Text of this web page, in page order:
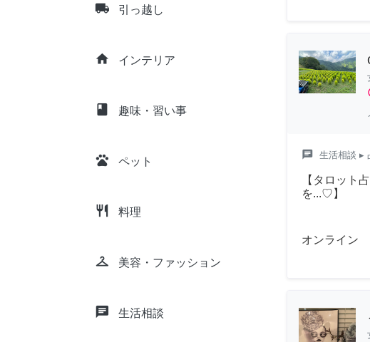
local_shipping 引っ越し
home インテリア
class 趣味・習い事
pets ペット
restaurant 料理
checkroom 美容・ファッション
chat 生活相談
chat 生活相談 ▸
【タロット
を...♡】
オンライン